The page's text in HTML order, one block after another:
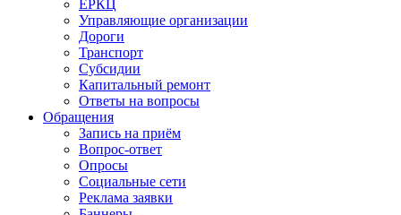
ЕРКЦ
Управляющие организации
Дороги
Транспорт
Субсидии
Капитальный ремонт
Ответы на вопросы
Обращения
Запись на приём
Вопрос-ответ
Опросы
Социальные сети
Реклама заявки